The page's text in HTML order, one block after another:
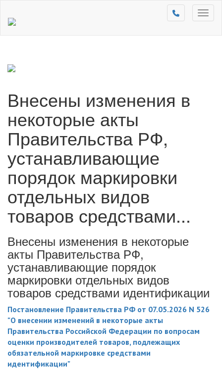
Внесены изменения в
некоторые акты
Правительства РФ,
устанавливающие
порядок маркировки
отдельных видов
товаров средствами...
Внесены изменения в некоторые
акты Правительства РФ,
устанавливающие порядок
маркировки отдельных видов
товаров средствами идентификации
Постановление Правительства РФ от 07.05.2026 N 526
"О внесении изменений в некоторые акты
Правительства Российской Федерации по вопросам
оценки производителей товаров, подлежащих
обязательной маркировке средствами
идентификации"